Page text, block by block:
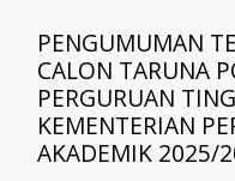
PENGUMUMAN
CALON TARUNA
PERGURUAN
KEMENTERIAN
AKADEMIK 2025/